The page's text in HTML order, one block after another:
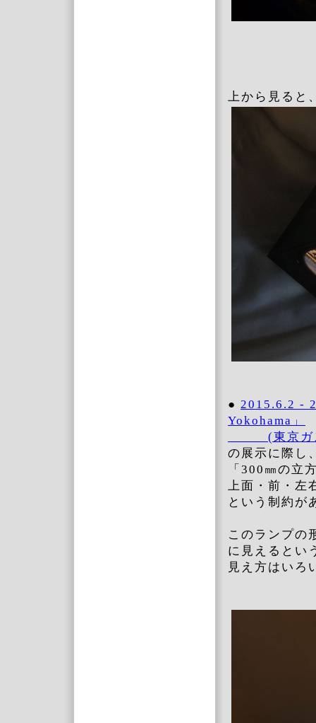
上から見ると
● 2015.6.2 -
Yokohama」
(東京ガス
の展示に際し
「300㎜の立
上面・前・左
という制約が
このランプの
に見えるとい
見え方はいろ